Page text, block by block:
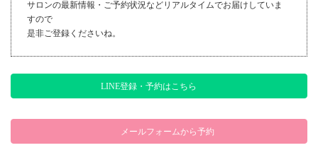
送
り
サロンの最新情報・ご予約状況などリアルタイムでお届けしていま
すので
是非ご登録くださいね。
LINE登録・予約はこちら
メールフォームから予約